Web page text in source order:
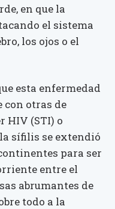
en que la
el sistema
los ojos o el
esta enfermedad
con otras de
HIV (STI) o
sífilis se extendió
para ser
entre el
abrumantes de
todo a la